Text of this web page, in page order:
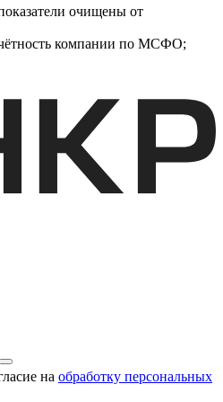
очищены от
компании по МСФО;
на обработку персональных